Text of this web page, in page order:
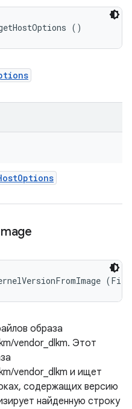
()
Options
образа
vendor_dlkm. Этот
vendor_dlkm и ищет
содержащих версию
найденную строку